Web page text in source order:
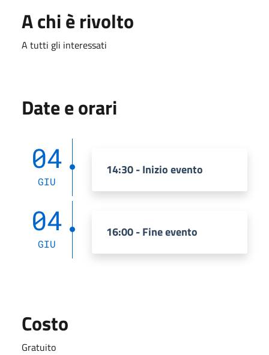
A chi è rivolto
A tutti gli interessati
Date e orari
04
GIU
14:30 - Inizio evento
04
GIU
16:00 - Fine evento
Costo
Gratuito